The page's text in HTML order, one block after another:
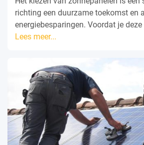
richting een duurzame toekomst en
energiebesparingen. Voordat je deze
Lees meer...